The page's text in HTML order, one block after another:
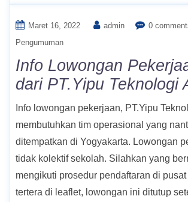
Maret 16, 2022 admin
0
Pengumuman
Info Lowongan
dari PT.Yipu Teknologi
Info lowongan pekerjaan, PT.Yipu
membutuhkan tim operasional yang
ditempatkan di Yogyakarta. Lowongan
tidak kolektif sekolah. Silahkan yang
mengikuti prosedur pendaftaran di
tertera di leaflet, lowongan ini ditutup